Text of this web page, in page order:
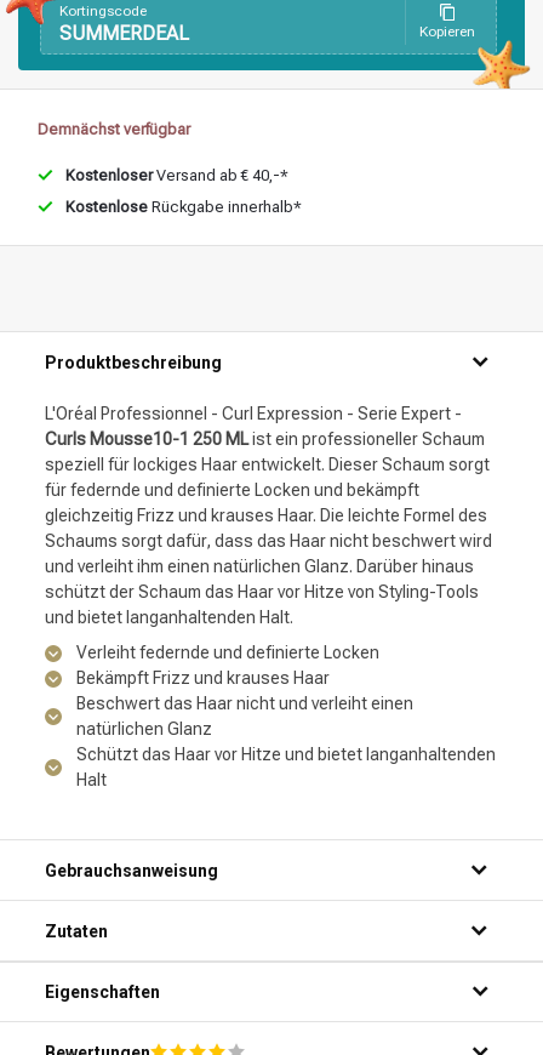
Kortingscode
SUMMERDEAL Kopieren
Demnächst verfügbar
KostenloserVersand ab € 40,-*
Kostenlose Rückgabe innerhalb*
Produktbeschreibung
L'Oréal Professionnel - Curl Expression - Serie Expert -
Curls Mousse10-1 250 MList ein professioneller Schaum
speziell für lockiges Haar entwickelt. Dieser Schaum sorgt
für federnde und definierte Locken und bekämpft
gleichzeitig Frizz und krauses Haar. Die leichte Formel des
Schaums sorgt dafür, dass das Haar nicht beschwert wird
und verleiht ihm einen natürlichen Glanz. Darüber hinaus
schützt der Schaum das Haar vor Hitze von Styling-Tools
und bietet langanhaltenden Halt.
Verleiht federnde und definierte Locken
Bekämpft Frizz und krauses Haar
Beschwert das Haar nicht und verleiht einen
natürlichen Glanz
Schützt das Haar vor Hitze und bietet langanhaltenden
Halt
Gebrauchsanweisung
Ihre Handfläche.
Schritt 2: Verteilen Sie es gleichmäßig auf Ihren Händen.
Schritt 3: Tragen Sie das Produkt auf feuchtes Haar auf,
Schritt 4: Drücken Sie sanft in Ihr Haar, um die Locken zu
Zutaten
Eigenschaften